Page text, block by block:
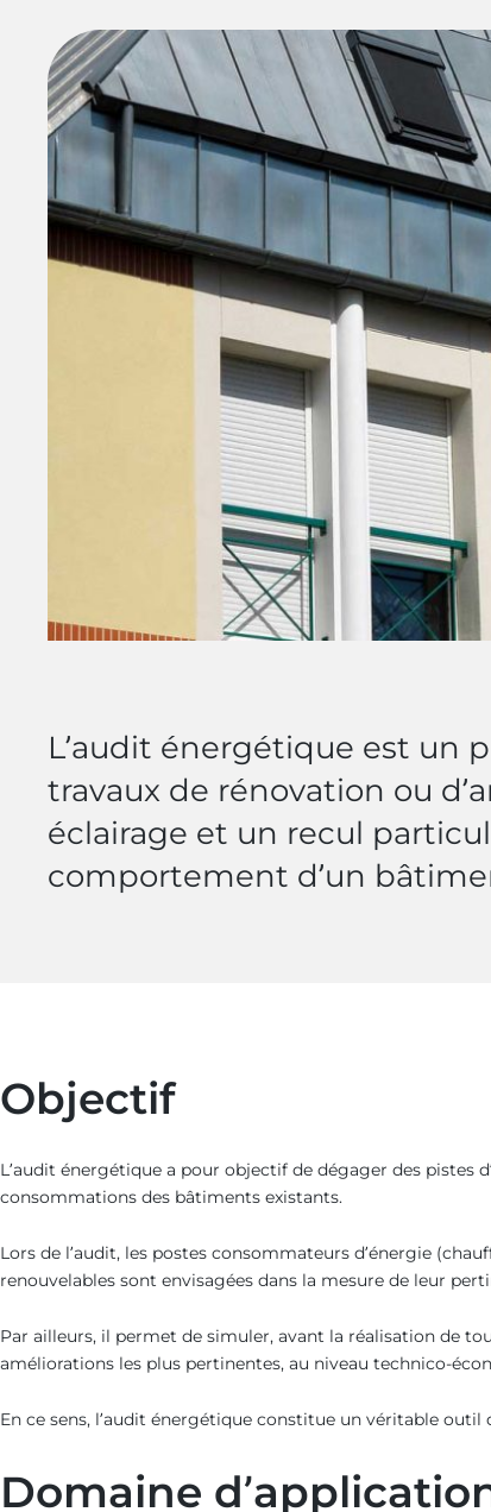
L’audit énergétique est un
travaux de rénovation ou
éclairage et un recul
comportement d’un
Objectif
L’audit énergétique a pour objectif de dégager des
consommations des bâtiments existants.
Lors de l’audit, les postes consommateurs d’énergie
renouvelables sont envisagées dans la mesure de leur
Par ailleurs, il permet de simuler, avant la réalisation de
améliorations les plus pertinentes, au niveau technico-
En ce sens, l’audit énergétique constitue un véritable outil
Domaine